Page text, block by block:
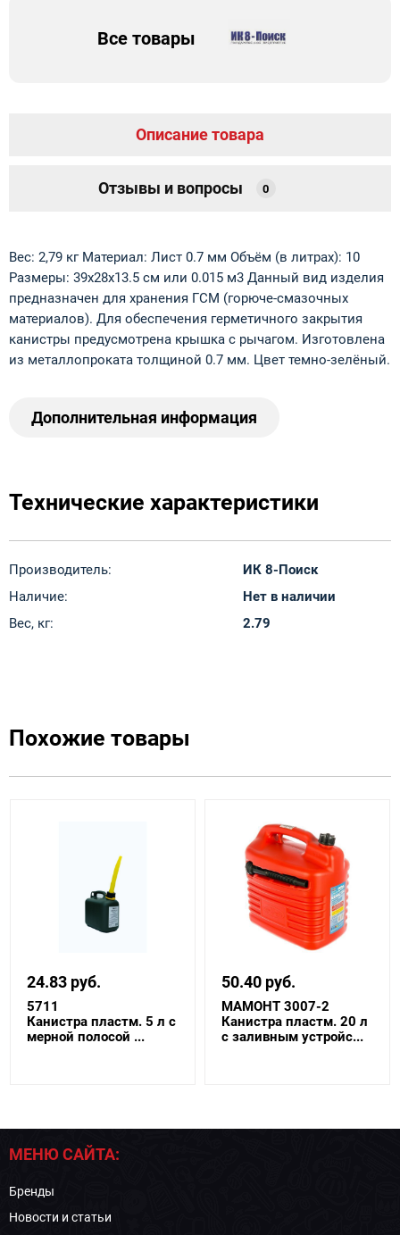
Все товары
Описание товара
Отзывы и вопросы 0
Вес: 2,79 кг Материал: Лист 0.7 мм Объём (в литрах): 10
Размеры: 39х28х13.5 см или 0.015 м3 Данный вид изделия
предназначен для хранения ГСМ (горюче-смазочных
материалов). Для обеспечения герметичного закрытия
канистры предусмотрена крышка с рычагом. Изготовлена
из металлопроката толщиной 0.7 мм. Цвет темно-зелёный.
Дополнительная информация
Технические характеристики
Производитель:
ИК 8-Поиск
Наличие:
Нет в наличии
Вес, кг:
2.79
Похожие товары
24.83 руб.
5711
Канистра пластм. 5 л с
мерной полосой ...
50.40 руб.
МАМОНТ 3007-2
Канистра пластм. 20 л
с заливным устройс...
МЕНЮ САЙТА:
Бренды
Новости и статьи